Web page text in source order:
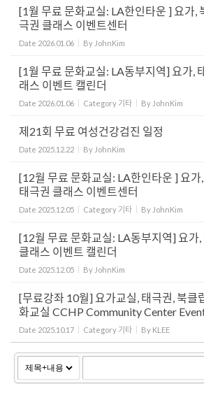
[1월 무료 문화교실: LA한인타운 ] 요가,
극권 클래스 이벤트센터
Date 2026.01.06 By JohnKim
[1월 무료 문화교실: LA동부지역] 요가,
래스 이벤트 캘린더
Date 2026.01.06 Category 기타 By JohnKim
제21회 무료 여성건강검진 일정
Date 2025.12.22 By JohnKim
[12월 무료 문화교실: LA한인타운 ] 요가
태극권 클래스 이벤트센터
Date 2025.12.05 Category 기타 By JohnKim
[12월 무료 문화교실: LA동부지역] 요가,
클래스 이벤트 캘린더
Date 2025.12.05 By JohnKim
[무료강좌 10월] 요가교실, 태극권, 북클
화교실 CCHP Community Center
Date 2025.10.17 Category 기타 By KLEE